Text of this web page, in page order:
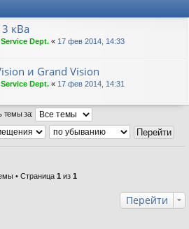
кВа
Service Dept. « 17 фев 2014, 14:33
и Grand Vision
Service Dept. « 17 фев 2014, 14:31
темы за:
• Страница 1 из 1
Перейти